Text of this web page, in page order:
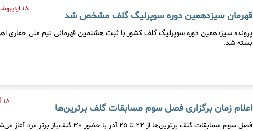
۱۸ اردیبهشت ۱۴۰۵
قهرمان سیزدهمین دوره سوپرلیگ گلف مشخص شد
پرونده سیزدهمین دوره سوپرلیگ گلف کشور با ثبت هشتمین قهرمانی تیم ملی حفاری
بسته شد.
۱۸ آذر ۱۴۰۴
اعلام زمان برگزاری فصل سوم مسابقات گلف برترین‌ها
فصل سوم مسابقات گلف برترین‌ها از ٢٢ تا ٢٥ آذر با حضور ۳۰ گلف‌باز برتر مرد آغاز می‌شود.